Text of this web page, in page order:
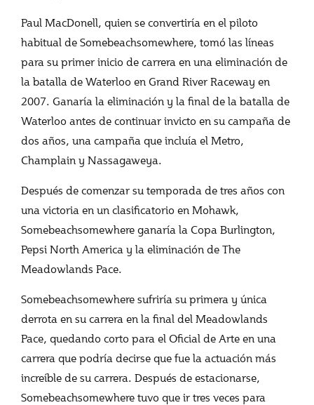
Paul MacDonell, quien se convertiría en el piloto
habitual de Somebeachsomewhere, tomó las líneas
para su primer inicio de carrera en una eliminación de
la batalla de Waterloo en Grand River Raceway en
2007. Ganaría la eliminación y la final de la batalla de
Waterloo antes de continuar invicto en su campaña de
dos años, una campaña que incluía el Metro,
Champlain y Nassagaweya.
Después de comenzar su temporada de tres años con
una victoria en un clasificatorio en Mohawk,
Somebeachsomewhere ganaría la Copa Burlington,
Pepsi North America y la eliminación de The
Meadowlands Pace.
Somebeachsomewhere sufriría su primera y única
derrota en su carrera en la final del Meadowlands
Pace, quedando corto para el Oficial de Arte en una
carrera que podría decirse que fue la actuación más
increíble de su carrera. Después de estacionarse,
Somebeachsomewhere tuvo que ir tres veces para